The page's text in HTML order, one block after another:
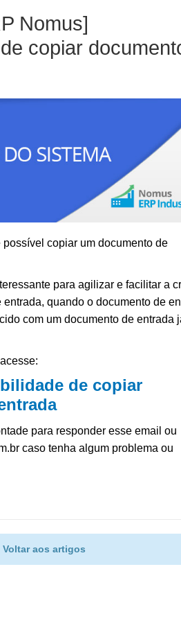
Nomus]
copiar
copiar um documento de
para agilizar e facilitar a
quando o documento de
com um documento de entrada
de copiar
para responder esse email ou
caso tenha algum problema ou
Voltar aos artigos